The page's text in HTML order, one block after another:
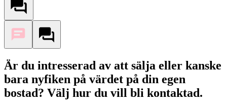
Är du intresserad av att sälja eller kanske
bara nyfiken på värdet på din egen
bostad? Välj hur du vill bli kontaktad.